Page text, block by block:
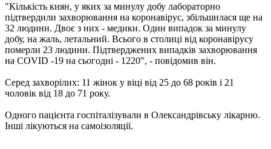
"Кількість киян, у яких за минулу добу лабораторно
підтвердили захворювання на коронавірус, збільшилася ще на
32 людини. Двоє з них - медики. Один випадок за минулу
добу, на жаль, летальний. Всього в столиці від коронавірусу
померли 23 людини. Підтверджених випадків захворювання
на COVID -19 на сьогодні - 1220", - повідомив він.
Серед захворілих: 11 жінок у віці від 25 до 68 років і 21
чоловік від 18 до 71 року.
Одного пацієнта госпіталізували в Олександрівську лікарню.
Інші лікуються на самоізоляції.